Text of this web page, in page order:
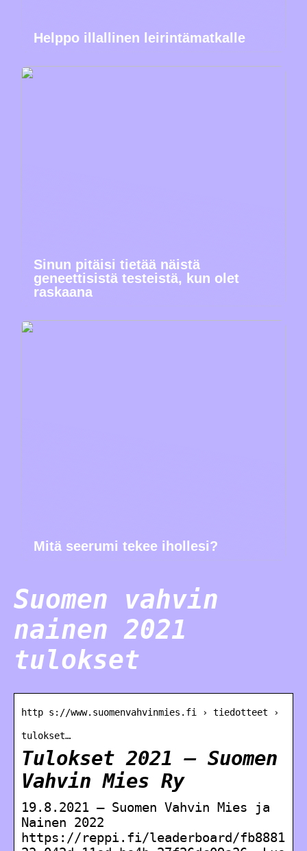
Helppo illallinen leirintämatkalle
Sinun pitäisi tietää näistä
geneettisistä testeistä, kun olet
raskaana
Mitä seerumi tekee ihollesi?
Suomen vahvin
nainen 2021
tulokset
http s://www.suomenvahvinmies.fi › tiedotteet ›
tulokset…
Tulokset 2021 – Suomen
Vahvin Mies Ry
19.8.2021 — Suomen Vahvin Mies ja
Nainen 2022
https://reppi.fi/leaderboard/fb8881